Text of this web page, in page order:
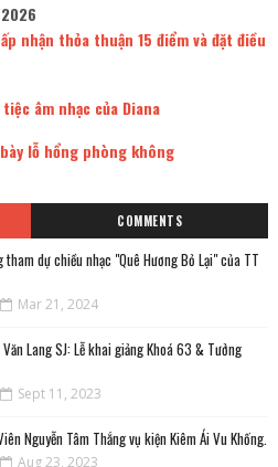
nhận thỏa thuận 15 điểm và đặt điều
âm nhạc của Diana
lỗ hổng phòng không
COMMENTS
dự chiều nhạc "Quê Hương Bỏ Lại" của TT
Mar 21, 2024
Lang SJ: Lễ khai giảng Khoá 63 & Tưởng
Sept 11, 2023
Nguyễn Tâm Thắng vụ kiện Kiêm Ái Vu Khống.
Aug 23, 2023